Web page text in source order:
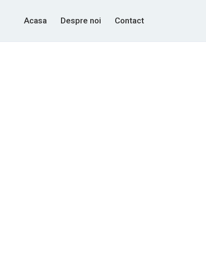
Acasa Despre noi Contact